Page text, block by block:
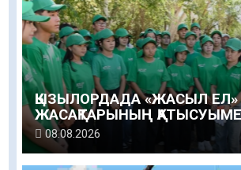
ҚЫЗЫЛОРДАДА «ЖАСЫЛ
ЖАСАҚТАРЫНЫҢ
ЭКОЛОГИЯЛЫҚ СЕНБІЛІК
08.08.2026